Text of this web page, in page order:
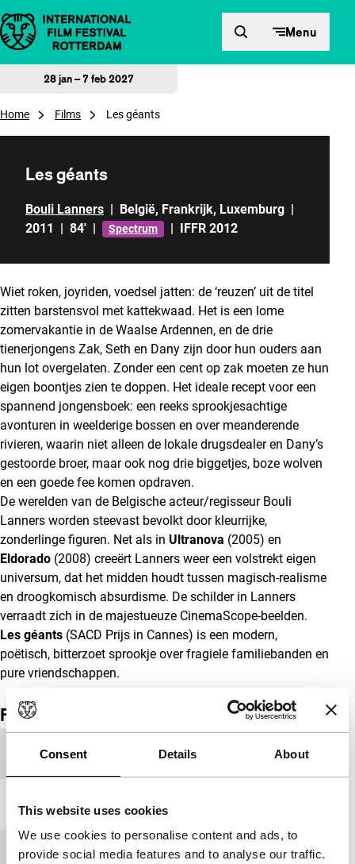
Consent Details About
This website uses cookies
We use cookies to personalise content and ads, to
provide social media features and to analyse our traffic.
Direct naar inhoud Menu
28 jan – 7 feb 2027
Home Films Les géants
Les géants
Bouli Lanners | België, Frankrijk, Luxemburg |
2011 | 84' | Spectrum | IFFR 2012
Wiet roken, joyriden, voedsel jatten: de ‘reuzen’ uit de titel
zitten barstensvol met kattekwaad. Het is een lome
zomervakantie in de Waalse Ardennen, en de drie
tienerjongens Zak, Seth en Dany zijn door hun ouders aan
hun lot overgelaten. Zonder een cent op zak moeten ze hun
eigen boontjes zien te doppen. Het ideale recept voor een
spannend jongensboek: een reeks sprookjesachtige
avonturen in weelderige bossen en over meanderende
rivieren, waarin niet alleen de lokale drugsdealer en Dany’s
gestoorde broer, maar ook nog drie biggetjes, boze wolven
en een goede fee komen opdraven.
De werelden van de Belgische acteur/regisseur Bouli
Lanners worden steevast bevolkt door kleurrijke,
zonderlinge figuren. Net als in Ultranova (2005) en
Eldorado (2008) creeërt Lanners weer een volstrekt eigen
universum, dat het midden houdt tussen magisch-realisme
en droogkomisch absurdisme. De schilder in Lanners
verraadt zich in de majestueuze CinemaScope-beelden.
Les géants (SACD Prijs in Cannes) is een modern,
poëtisch, bitterzoet sprookje over fragiele familiebanden en
pure vriendschappen.
Film details
Productielanden Frankrijk
Jaar
Festivaleditie IFFR 2012